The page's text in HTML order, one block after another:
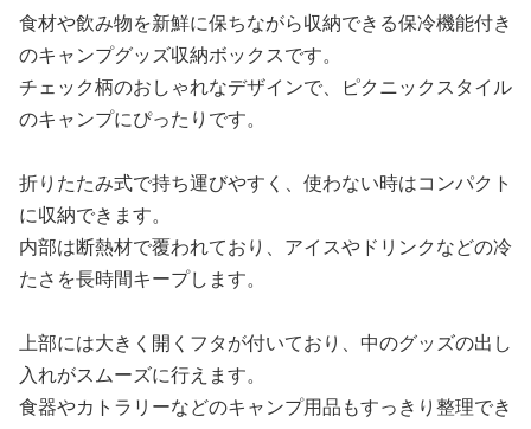
食材や飲み物を新鮮に保ちながら収納できる保冷機能付き
のキャンプグッズ収納ボックスです。
チェック柄のおしゃれなデザインで、ピクニックスタイル
のキャンプにぴったりです。
折りたたみ式で持ち運びやすく、使わない時はコンパクト
に収納できます。
内部は断熱材で覆われており、アイスやドリンクなどの冷
たさを長時間キープします。
上部には大きく開くフタが付いており、中のグッズの出し
入れがスムーズに行えます。
食器やカトラリーなどのキャンプ用品もすっきり整理でき